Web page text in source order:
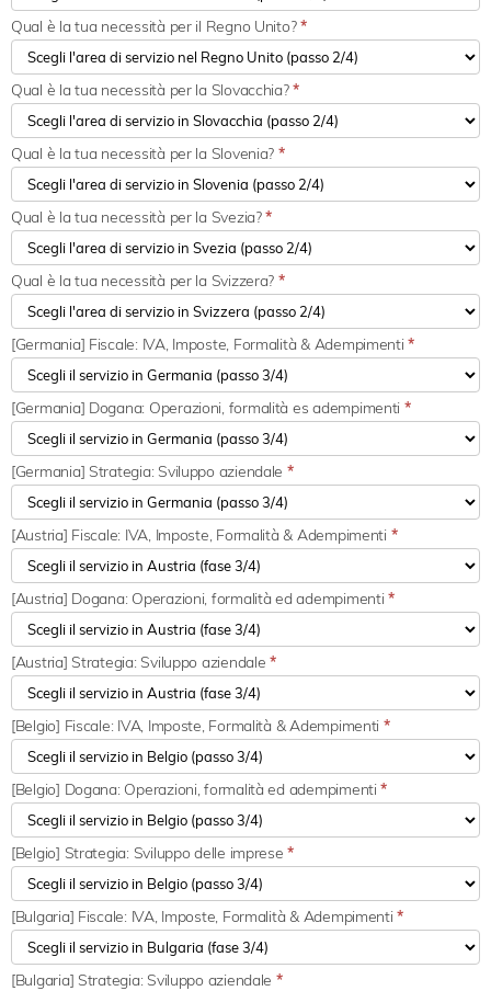
Qual è la tua necessità per il Regno Unito?*
Qual è la tua necessità per la Slovacchia?*
Qual è la tua necessità per la Slovenia? *
Qual è la tua necessità per la Svezia?*
Qual è la tua necessità per la Svizzera? *
[Germania] Fiscale: IVA, Imposte, Formalità & Adempimenti*
[Germania] Dogana: Operazioni, formalità es adempimenti *
[Germania] Strategia: Sviluppo aziendale *
[Austria] Fiscale: IVA, Imposte, Formalità & Adempimenti *
[Austria] Dogana: Operazioni, formalità ed adempimenti*
[Austria] Strategia: Sviluppo aziendale*
[Belgio] Fiscale: IVA, Imposte, Formalità & Adempimenti *
[Belgio] Dogana: Operazioni, formalità ed adempimenti*
[Belgio] Strategia: Sviluppo delle imprese*
[Bulgaria] Fiscale: IVA, Imposte, Formalità & Adempimenti*
[Bulgaria] Strategia: Sviluppo aziendale *